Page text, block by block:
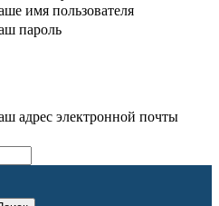
имя пользователя
пароль
адрес электронной почты